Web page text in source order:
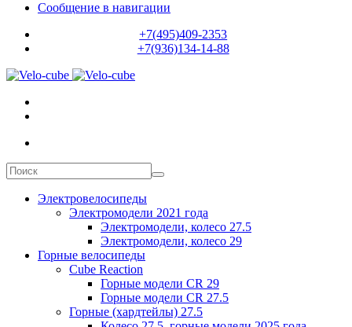
Сообщение в навигации
+7(495)409-2353
+7(936)134-14-88
Электровелосипеды
Электромодели 2021 года
Электромодели, колесо 27.5
Электромодели, колесо 29
Горные велосипеды
Cube Reaction
Горные модели CR 29
Горные модели CR 27.5
Горные (хардтейлы) 27.5